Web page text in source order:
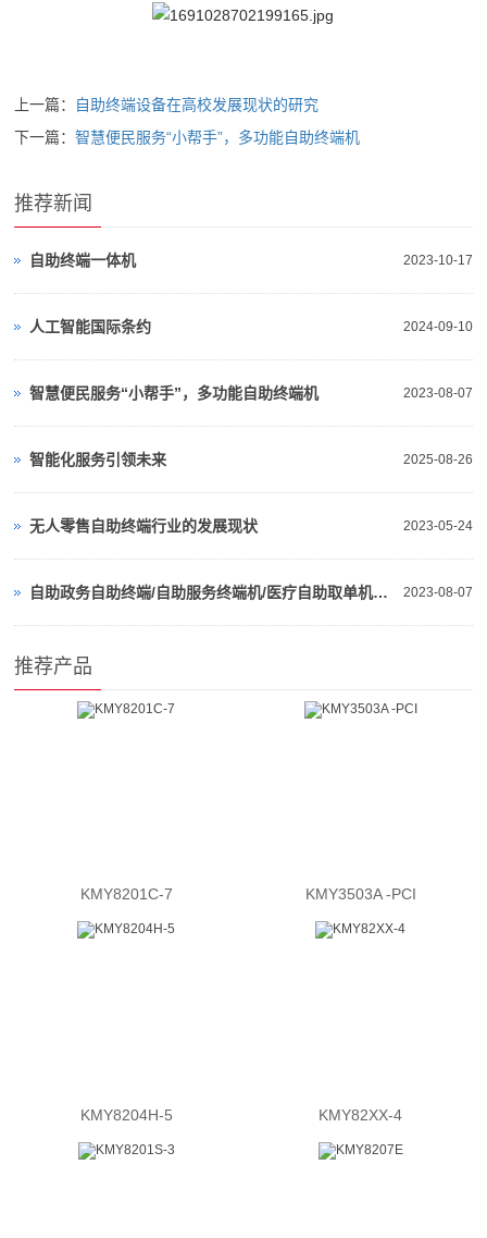
上一篇： 自助终端设备在高校发展现状的研究
下一篇：智慧便民服务“小帮手”，多功能自助终端机
推荐新闻
2023-10-17
自助终端一体机
2024-09-10
人工智能国际条约
2023-08-07
智慧便民服务“小帮手”，多功能自助终端机
2025-08-26
智能化服务引领未来
2023-05-24
无人零售自助终端行业的发展现状
2023-08-07
自助政务自助终端/自助服务终端机/医疗自助取单机是什么
推荐产品
KMY8201C-7 KMY3503A -PCI
KMY8204H-5 KMY82XX-4